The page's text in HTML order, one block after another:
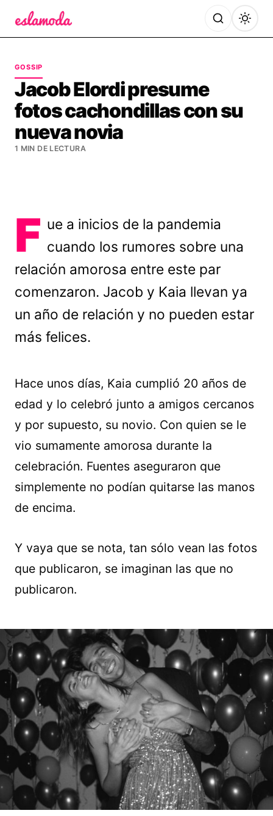
GOSSIP
Jacob Elordi presume
fotos cachondillas con su
nueva novia
1 MIN DE LECTURA
F ue a inicios de la pandemia
cuando los rumores sobre una
relación amorosa entre este par
comenzaron. Jacob y Kaia llevan ya
un año de relación y no pueden estar
más felices.
Hace unos días, Kaia cumplió 20 años de
edad y lo celebró junto a amigos cercanos
y por supuesto, su novio. Con quien se le
vio sumamente amorosa durante la
celebración. Fuentes aseguraron que
simplemente no podían quitarse las manos
de encima.
Y vaya que se nota, tan sólo vean las fotos
que publicaron, se imaginan las que no
publicaron.